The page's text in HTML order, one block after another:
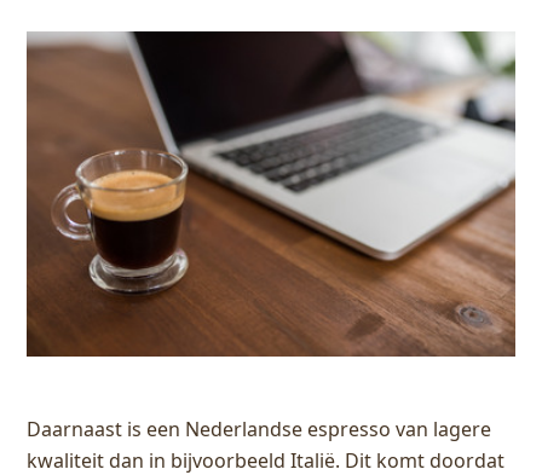
Daarnaast is een Nederlandse espresso van lagere
kwaliteit dan in bijvoorbeeld Italië. Dit komt doordat